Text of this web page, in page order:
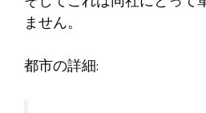
ません。
都市の詳細: